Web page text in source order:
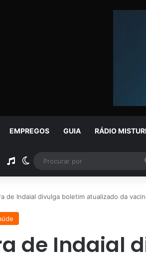
EMPREGOS GUIA RÁDIO
WhatsApp
Rádio Switch skin
de Indaial divulga boletim atualizado da
de Indaial